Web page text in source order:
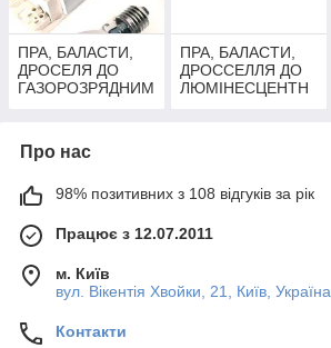
ПРА, БАЛАСТИ,
ДРОСЕЛЯ ДО
ГАЗОРОЗРЯДНИМ
ТИСКУ (ДРЛ,
ДНаТ, ДРІ)
ПРА, БАЛАСТИ,
ДРОССЕЛЛЯ ДО
ЛЮМІНЕСЦЕНТН
Про нас
98% позитивних з 108 відгуків за рік
Працює з 12.07.2011
м. Київ
вул. Вікентія Хвойки, 21, Київ, Україна
Контакти